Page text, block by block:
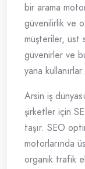
bir arama
güvenilirlik ve
müşteriler, üst
güvenirler ve
yana kullanırlar.
Arsin iş
şirketler için
taşır. SEO
motorlarında
organik trafik